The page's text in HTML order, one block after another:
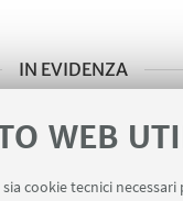
WEB
cookie tecnici
IN EVIDENZA